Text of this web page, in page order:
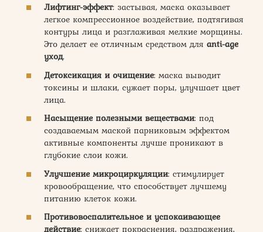
Лифтинг-эффект: застывая, маска оказывает
легкое компрессионное воздействие, подтягивая
контуры лица и разглаживая мелкие морщины.
Это делает ее отличным средством для anti-age
уход.
Детоксикация и очищение: маска выводит
токсины и шлаки, сужает поры, улучшает цвет
лица.
Насыщение полезными веществами: под
создаваемым маской парниковым эффектом
активные компоненты лучше проникают в
глубокие слои кожи.
Улучшение микроциркуляции: стимулирует
кровообращение, что способствует лучшему
питанию клеток кожи.
Противовоспалительное и успокаивающее
действие: снижает покраснения, раздражения,